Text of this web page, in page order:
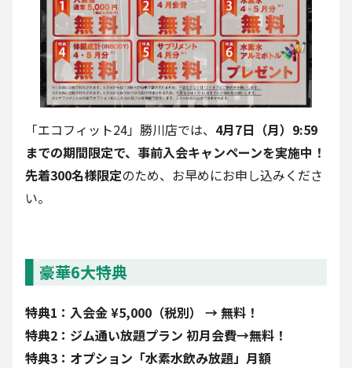
「エコフィット24」勝川店では、 4月7日（月）9:59
までの期間限定で、事前入会キャンペーンを実施中！
先着300名様限定のため、お早めにお申し込みくださ
い。
豪華6大特典
特典1：入会金 ¥5,000（税別） → 無料！
特典2：ジム通い放題プラン 初月会費→無料！
特典3：オプション「水素水飲み放題」月額